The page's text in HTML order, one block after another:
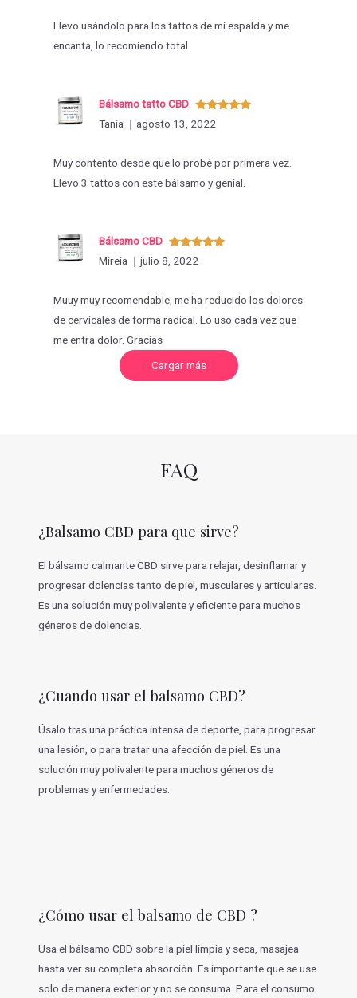
Llevo usándolo para los tattos de mi espalda y me
encanta, lo recomiendo total
Valorado
con
Bálsamo tatto CBD
Tania
agosto 13, 2022
Muy contento desde que lo probé por primera vez.
Llevo 3 tattos con este bálsamo y genial.
Valorado
con5de 5
Bálsamo CBD
Mireia
julio 8, 2022
Muuy muy recomendable, me ha reducido los dolores
de cervicales de forma radical. Lo uso cada vez que
me entra dolor. Gracias
Cargar másC
r
i
o
e
s
FAQ
¿Balsamo CBD para que sirve?
El bálsamo calmante CBD sirve para relajar, desinflamar y
progresar dolencias tanto de piel, musculares y articulares.
Es una solución muy polivalente y eficiente para muchos
géneros de dolencias.
¿Cuando usar el balsamo CBD?
Úsalo tras una práctica intensa de deporte, para progresar
una lesión, o para tratar una afección de piel. Es una
solución muy polivalente para muchos géneros de
problemas y enfermedades.
¿Cómo usar el balsamo de CBD ?
Usa el bálsamo CBD sobre la piel limpia y seca, masajea
hasta ver su completa absorción. Es importante que se use
solo de manera exterior y no se consuma. Para el consumo